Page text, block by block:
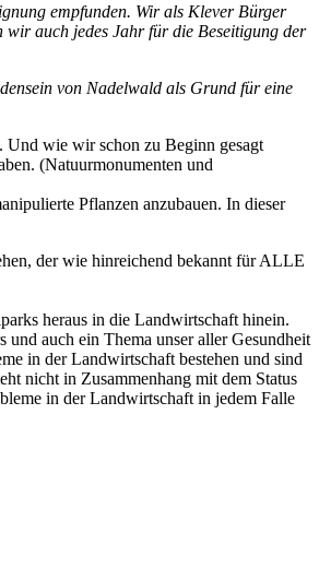
empfunden. Wir als Klever Bürger
wir auch jedes Jahr für die Beseitigung der
von Nadelwald als Grund für eine
Und wie wir schon zu Beginn gesagt
(Natuurmonumenten und
Pflanzen anzubauen. In dieser
der wie hinreichend bekannt für ALLE
heraus in die Landwirtschaft hinein.
auch ein Thema unser aller Gesundheit
in der Landwirtschaft bestehen und sind
nicht in Zusammenhang mit dem Status
in der Landwirtschaft in jedem Falle